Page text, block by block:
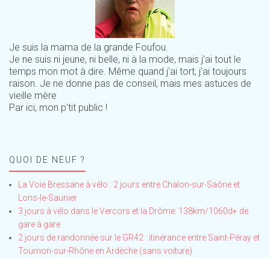
Je suis la mama de la grande Foufou.
Je ne suis ni jeune, ni belle, ni à la mode, mais j'ai tout le
temps mon mot à dire. Même quand j'ai tort, j'ai toujours
raison. Je ne donne pas de conseil, mais mes astuces de
vieille mère
Par ici, mon p'tit public !
QUOI DE NEUF ?
La Voie Bressane à vélo : 2 jours entre Chalon-sur-Saône et
Lons-le-Saunier
3 jours à vélo dans le Vercors et la Drôme: 138km/1060d+ de
gare à gare
2 jours de randonnée sur le GR42 : itinérance entre Saint-Péray et
Tournon-sur-Rhône en Ardèche (sans voiture)